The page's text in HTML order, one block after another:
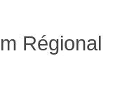
Régional